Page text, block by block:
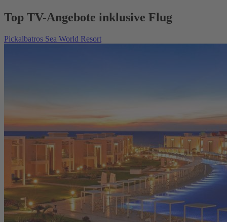
Top TV-Angebote inklusive Flug
Pickalbatros Sea World Resort